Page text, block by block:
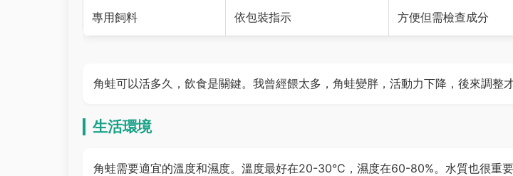
專用飼料 依包裝指示 方便但需檢查成分
角蛙可以活多久，飲食是關鍵。我曾經餵太多，角蛙變胖，活動力下降，後來調整才
生活環境
角蛙需要適宜的溫度和濕度。溫度最好在20-30°C，濕度在60-80%。水質也很重